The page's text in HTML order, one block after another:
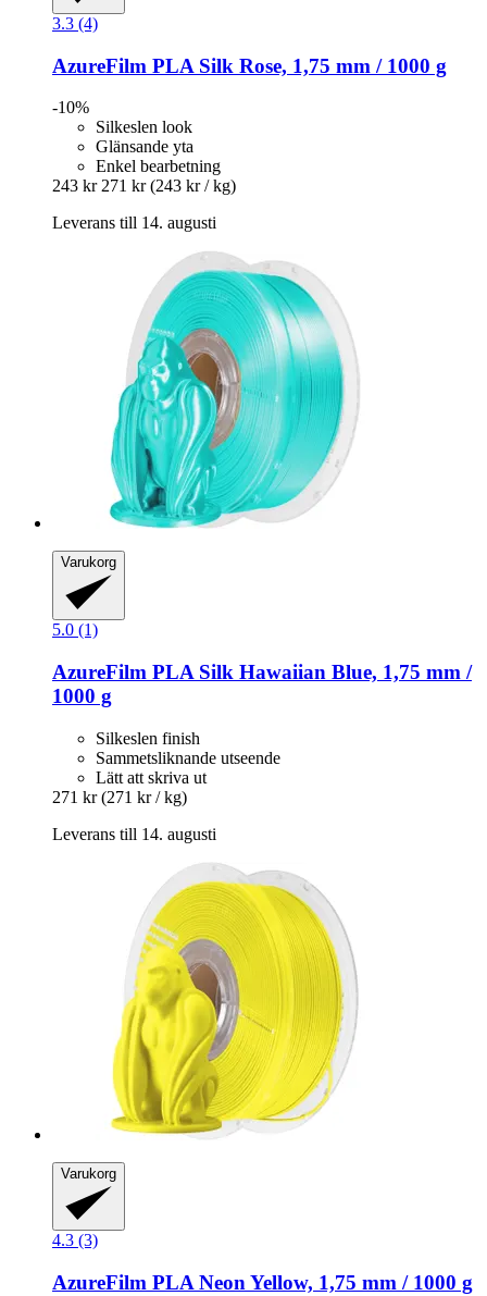
3.3 (4)
AzureFilm PLA Silk Rose, 1,75 mm / 1000 g
-10%
Silkeslen look
Glänsande yta
Enkel bearbetning
243 kr 271 kr (243 kr / kg)
Leverans till 14. augusti
Varukorg
5.0 (1)
AzureFilm PLA Silk Hawaiian Blue, 1,75 mm /
1000 g
Silkeslen finish
Sammetsliknande utseende
Lätt att skriva ut
271 kr (271 kr / kg)
Leverans till 14. augusti
Varukorg
4.3 (3)
AzureFilm PLA Neon Yellow, 1,75 mm / 1000 g